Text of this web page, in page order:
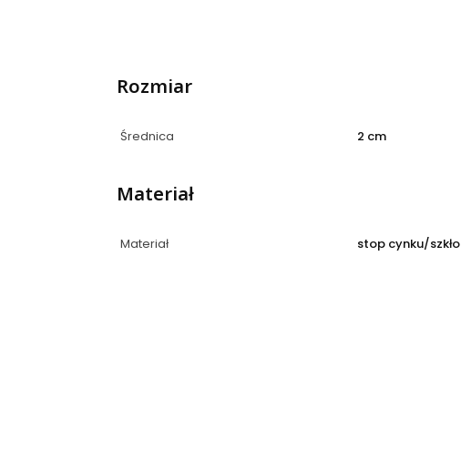
Rozmiar
Średnica 2 cm
Materiał
Materiał stop cynku/szkło